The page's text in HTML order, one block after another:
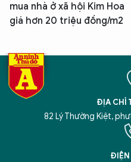
mua nhà ở xã hội Kim Hoa
giá hơn 20 triệu đồng/m2
ĐỊA CHỈ
82 Lý Thường Kiệt,
ĐIỆN